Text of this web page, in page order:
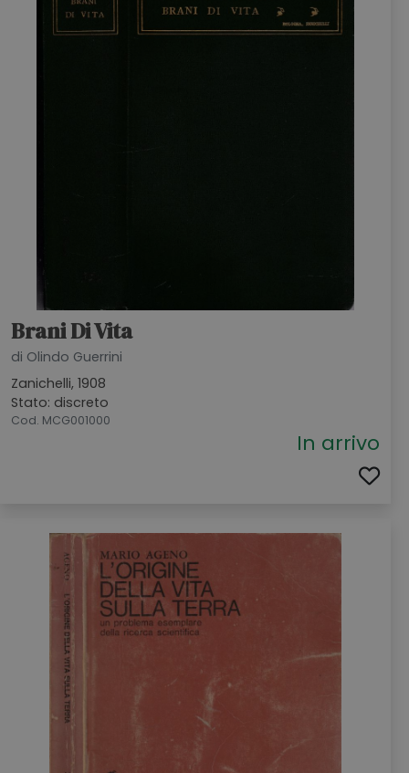
Brani Di Vita
di Olindo Guerrini
Zanichelli, 1908
Stato: discreto
Cod. MCG001000
In arrivo